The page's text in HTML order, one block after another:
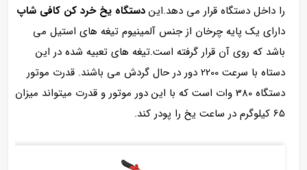
را داخل دستگاه قرار می دهد.این دستگاه یخ خرد کن کافی شاپ
دارای یک پایه چرخان از جنس آلمینیوم تیغه های استیل می
باشد که روی آن قرار گرفته است.تیغه های تعبیه شده در این
دستاه با سرعت 2200 دور در حال گردش می باشند. قدرت موتور
دستگاه 380 وات است که با این دور موتور و قدرت میتواند میزان
65 کیلوگرم در ساعت یخ را پودر کند.